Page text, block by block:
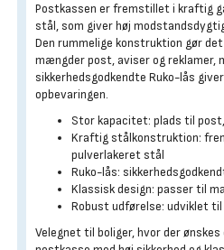
Postkassen er fremstillet i kraftig
stål, som giver høj
Den rummelige konstruktion gør
mængder post, aviser og reklamer,
sikkerhedsgodkendte Ruko-lås
opbevaringen.
Stor kapacitet: plads til
Kraftig stålkonstruktion:
pulverlakeret stål
Ruko-lås:
Klassisk design: passer til
Robust udførelse: udviklet til
Velegnet til boliger, hvor der